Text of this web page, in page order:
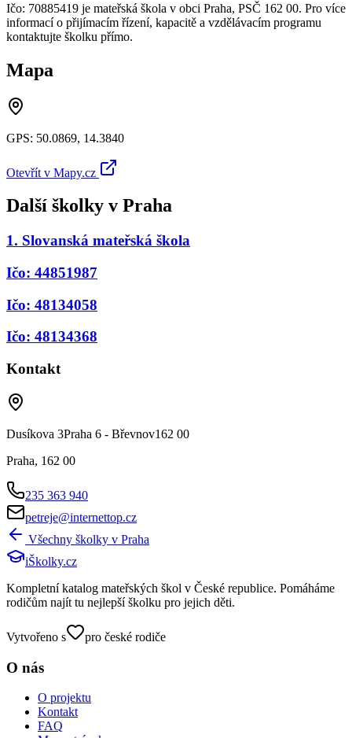
Ičo: 70885419 je mateřská škola v obci Praha, PSČ 162 00. Pro více
informací o přijímacím řízení, kapacitě a vzdělávacím programu
kontaktujte školku přímo.
Mapa
GPS: 50.0869, 14.3840
Otevřít v Mapy.cz
Další školky v Praha
1. Slovanská mateřská škola
Ičo: 44851987
Ičo: 48134058
Ičo: 48134368
Kontakt
Dusíkova 3Praha 6 - Břevnov162 00
Praha, 162 00
235 363 940
petreje@internettop.cz
Všechny školky v Praha
iŠkolky.cz
Kompletní katalog mateřských škol v České republice. Pomáháme
rodičům najít tu nejlepší školku pro jejich děti.
Vytvořeno s pro české rodiče
O nás
O projektu
Kontakt
FAQ